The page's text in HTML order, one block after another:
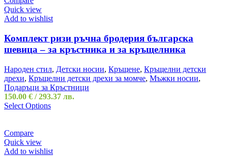
Quick view
Add to wishlist
Комплект ризи ръчна бродерия българска
шевица – за кръстника и за кръщелника
Народен стил, Детски носии, Кръщене, Кръщелни детски
дрехи, Кръщелни детски дрехи за момче, Мъжки носии,
Подаръци за Кръстници
150.00 € / 293.37 лв.
Select Options
Compare
Quick view
Add to wishlist